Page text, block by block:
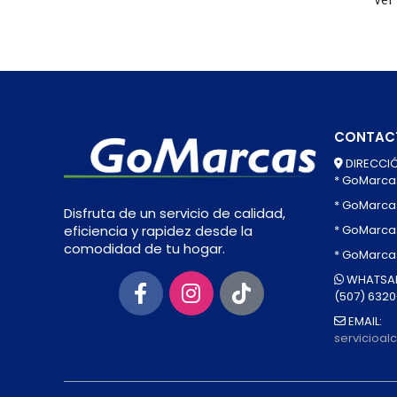
Disfruta de un servicio de calidad,
eficiencia y rapidez desde la
comodidad de tu hogar.
*
*
*
*
(507)
EMAIL: